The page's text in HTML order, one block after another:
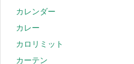
カレンダー
カレー
カロリミット
カーテン